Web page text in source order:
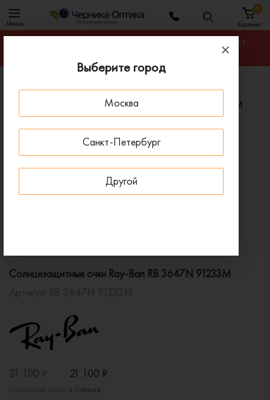
Выберите город
Москва
Санкт-Петербург
Другой
Меню Корзина
0
Гарантируем лучшую цену на любую оправу в Санкт-
Главная
Солнцезащитные очки
Солнцезащитные очки Ray-Ban RB 3647N 91233M
Солнцезащитные очки Ray-Ban RB 3647N 91233M
21 100 ₽
в салоне
ПОД ЗАКАЗ